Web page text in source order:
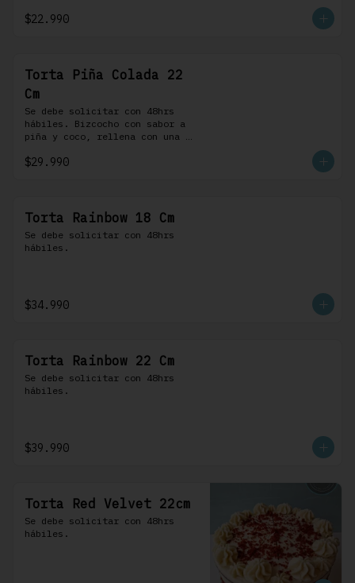
coco, cubierta con buttercream
$22.990
Torta Piña Colada 22
Cm
Se debe solicitar con 48hrs
hábiles. Bizcocho con sabor a
piña y coco, rellena con una
coco, cubierta con buttercream
$29.990
Torta Rainbow 18 Cm
Se debe solicitar con 48hrs
hábiles.
$34.990
Torta Rainbow 22 Cm
Se debe solicitar con 48hrs
hábiles.
$39.990
Torta Red Velvet 22cm
Se debe solicitar con 48hrs
hábiles.